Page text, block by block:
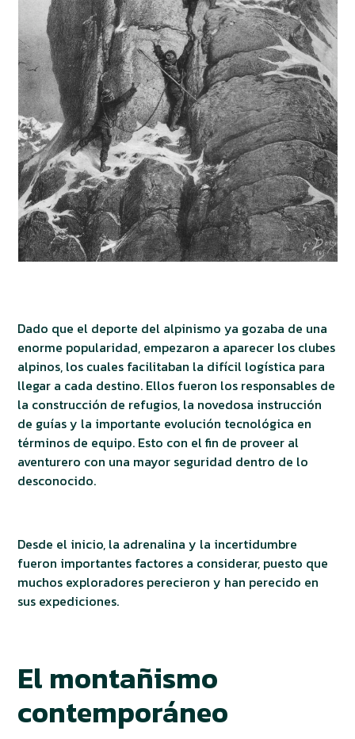
Dado que el deporte del alpinismo ya gozaba de una
enorme popularidad, empezaron a aparecer los clubes
alpinos, los cuales facilitaban la difícil logística para
llegar a cada destino. Ellos fueron los responsables de
la construcción de refugios, la novedosa instrucción
de guías y la importante evolución tecnológica en
términos de equipo. Esto con el fin de proveer al
aventurero con una mayor seguridad dentro de lo
desconocido.
Desde el inicio, la adrenalina y la incertidumbre
fueron importantes factores a considerar, puesto que
muchos exploradores perecieron y han perecido en
sus expediciones.
El montañismo
contemporáneo